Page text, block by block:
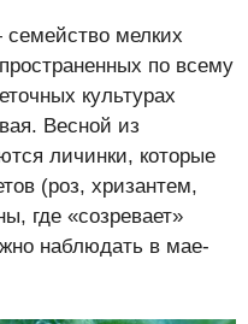
мелких
по всему
культурах
Весной из
личинки, которые
(роз, хризантем,
где «созревает»
наблюдать в мае-